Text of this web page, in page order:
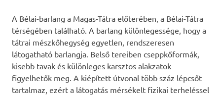
A Bélai-barlang a Magas-Tátra előterében, a Bélai-Tátra
térségében található. A barlang különlegessége, hogy a
tátrai mészkőhegység egyetlen, rendszeresen
látogatható barlangja. Belső tereiben cseppkőformák,
kisebb tavak és különleges karsztos alakzatok
figyelhetők meg. A kiépített útvonal több száz lépcsőt
tartalmaz, ezért a látogatás mérsékelt fizikai terheléssel